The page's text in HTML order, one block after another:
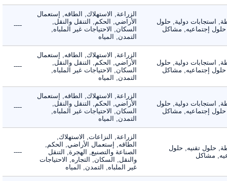
استجابات دولية, حلول
إجتماعيه, مشاكل
الزراعة, الاستهلاك, الطاقه, إستعمال
الأراضي, الحكم, التنقل والنقل,
السكان, الاحتياجات غير الملباه,
التمدن, المياه
----
استجابات دولية, حلول
إجتماعيه, مشاكل
الزراعة, الاستهلاك, الطاقه, إستعمال
الأراضي, الحكم, التنقل والنقل,
السكان, الاحتياجات غير الملباه,
التمدن, المياه
----
استجابات دولية, حلول
إجتماعيه, مشاكل
الزراعة, الاستهلاك, الطاقه, إستعمال
الأراضي, الحكم, التنقل والنقل,
السكان, الاحتياجات غير الملباه,
التمدن, المياه
----
حلول تقنيه, حلول
مشاكل
الزراعة, النزاعات, الاستهلاك,
الطاقه, إستعمال الأراضي, الحكم,
الصناعة والتصنيع, الهجرة, التنقل
والنقل, السكان, التجاره, الاحتياجات
غير الملباه, التمدن, المياه
----